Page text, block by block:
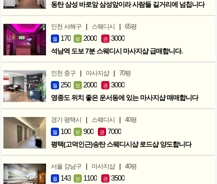
동탄 삼성 바로앞 삼성앞이라 사람들 길거리에 넘칩니다
인천 서해구 | 스웨디시 | 65평
월 170 보 2000 권 3000
석남역 도보 7분 스웨디시 마사지샵 급매합니다.
인천 중구 | 마사지샵 | 70평
월 250 보 2000 권 3000
영종도 위치 좋은 운서동에 있는 마사지샵 매매합니다
경기 평택시 | 스웨디시 | 40평
월 100 보 900 권 7000
평택(고덕인근)송탄 스웨디시샵 로드샵 양도합니다
서울 강남구 | 마사지샵 | 40평
월 143 보 1100 권 3500